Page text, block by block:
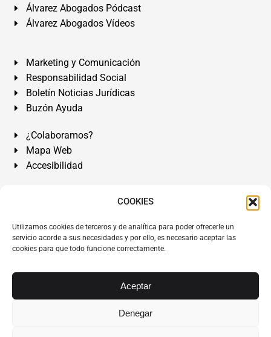
COOKIES
Utilizamos cookies de terceros y de analítica para poder ofrecerle un
servicio acorde a sus necesidades y por ello, es necesario aceptar las
cookies para que todo funcione correctamente.
Aceptar
Denegar
Álvarez Abogados Pódcast
Álvarez Abogados Vídeos
Marketing y Comunicación
Responsabilidad Social
Boletín Noticias Jurídicas
Buzón Ayuda
¿Colaboramos?
Mapa Web
Accesibilidad
Álvarez Abogados Tenerife:Calle Teobaldo Power Nº 7,
2º Derecha, El Médano, Granadilla de Abona, Santa Cruz
de Tenerife. Islas Canarias.
Somos Abogados especialistas del Derecho desde 1954.
Tenerife Sur Mejores Abogados Tenerife
Abogados colegiados y ejercientes del ICATF.